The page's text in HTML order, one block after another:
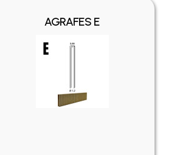
AGRAFES E